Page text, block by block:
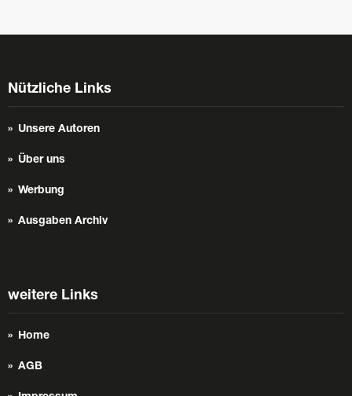
Nützliche Links
Unsere Autoren
Über uns
Werbung
Ausgaben Archiv
weitere Links
Home
AGB